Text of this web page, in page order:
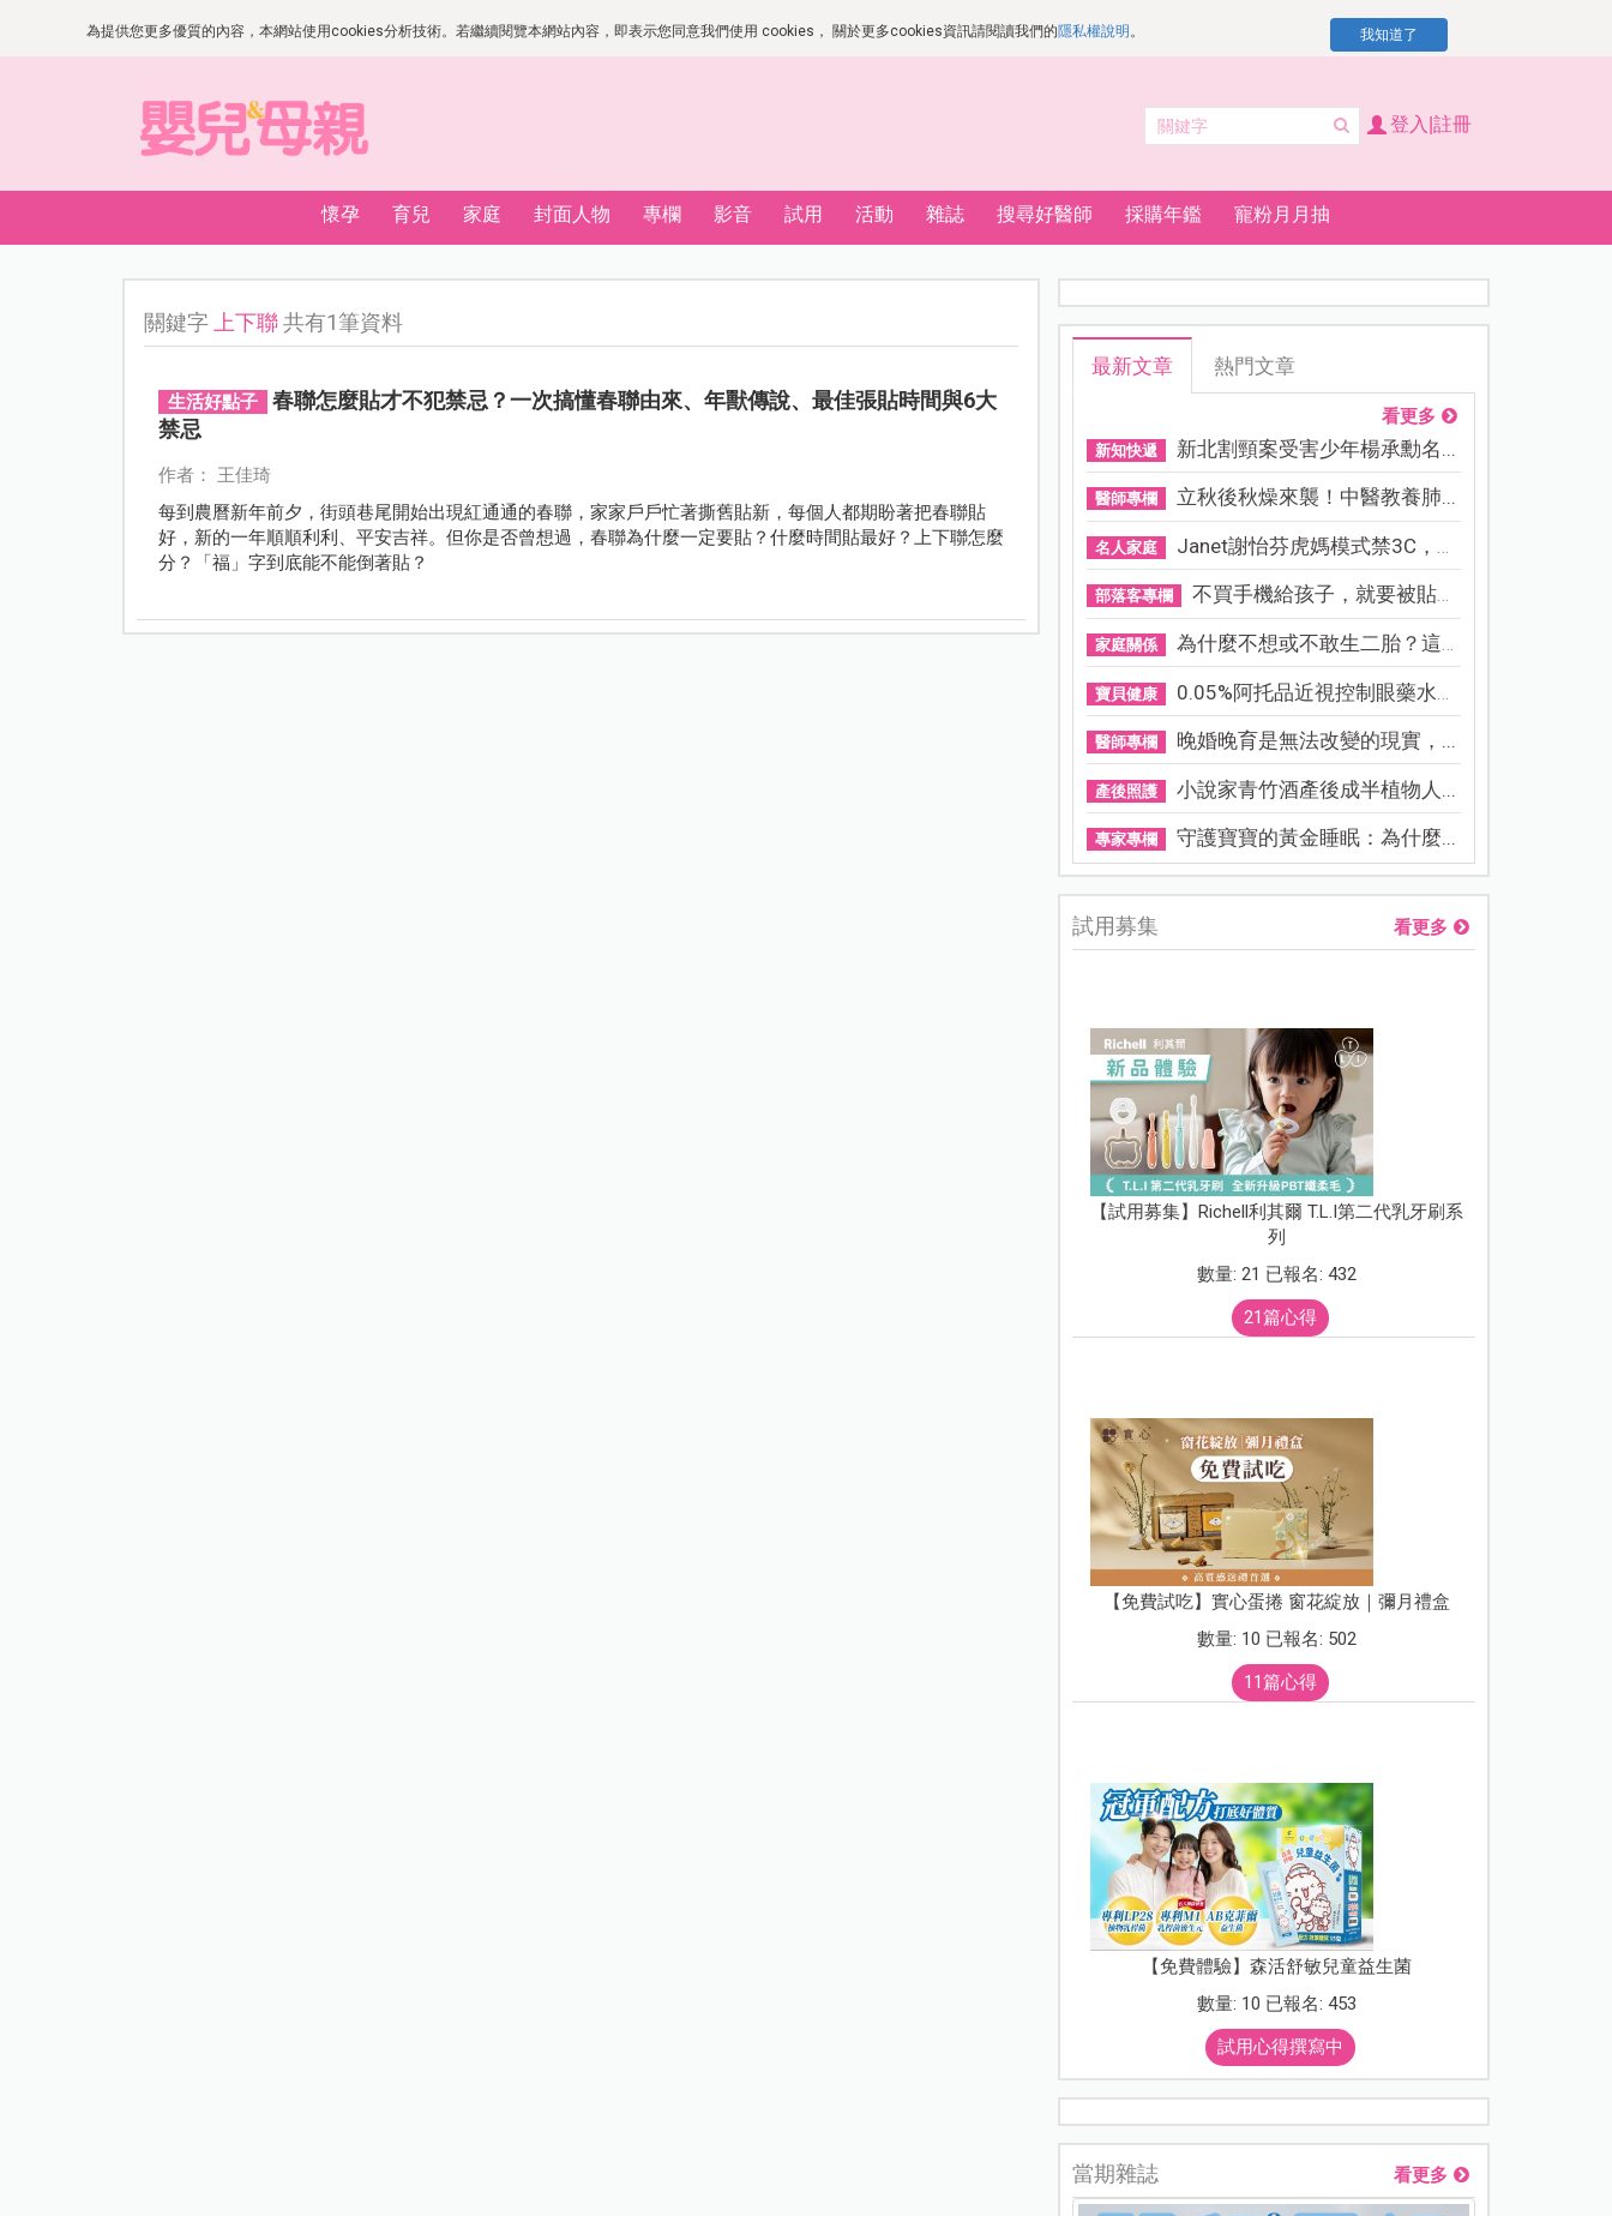
為提供您更多優質的內容，本網站使用cookies分析技術。若繼續閱覽本網站內容，即表示您同意我們使用 cookies， 關於更多cookies資訊請閱讀我們的隱私權說明 。 我知道了
登入|註冊
懷孕 育兒 家庭 封面人物 專欄 影音 試用 活動 雜誌 搜尋好醫師 採購年鑑 寵粉月月抽
關鍵字 上下聯共有1筆資料
生活好點子
春聯怎麼貼才不犯禁忌？一次搞懂春聯由來、年獸傳說、最佳張貼時間與6大
禁忌
作者： 王佳琦
每到農曆新年前夕，街頭巷尾開始出現紅通通的春聯，家家戶戶忙著撕舊貼新，每個人都期盼著把春聯貼
好，新的一年順順利利、平安吉祥。但你是否曾想過，春聯為什麼一定要貼？什麼時間貼最好？上下聯怎麼
分？「福」字到底能不能倒著貼？
最新文章 熱門文章
看更多
新知快遞 新北割頸案受害少年楊承勳名...
醫師專欄 立秋後秋燥來襲！中醫教養肺...
名人家庭 Janet謝怡芬虎媽模式禁3C，看...
部落客專欄 不買手機給孩子，就要被貼「...
家庭關係 為什麼不想或不敢生二胎？這8...
寶貝健康 0.05%阿托品近視控制眼藥水納...
醫師專欄 晚婚晚育是無法改變的現實，...
產後照護 小說家青竹酒產後成半植物人...
專家專欄 守護寶寶的黃金睡眠：為什麼...
試用募集 看更多
【試用募集】Richell利其爾 T.L.I第二代乳牙刷系
列
數量: 21 已報名: 432
21篇心得
【免費試吃】實心蛋捲 窗花綻放｜彌月禮盒
數量: 10 已報名: 502
11篇心得
【免費體驗】森活舒敏兒童益生菌
數量: 10 已報名: 453
試用心得撰寫中
當期雜誌 看更多